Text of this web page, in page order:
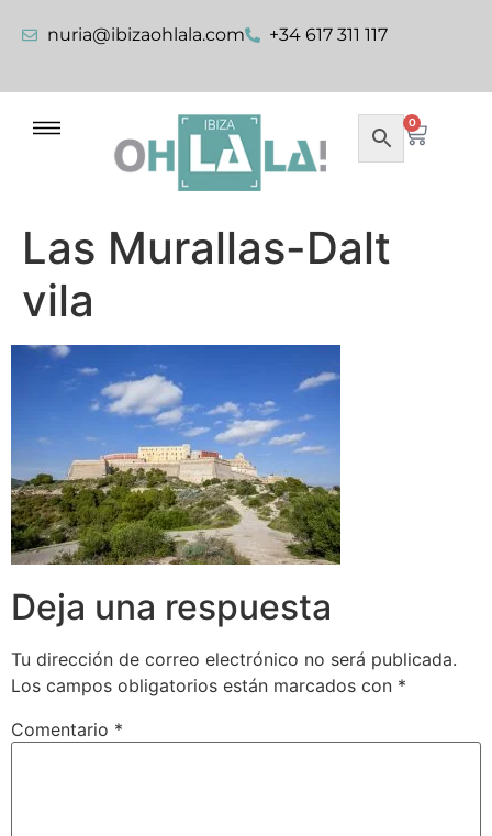
nuria@ibizaohlala.com +34 617 311 117
0
Las Murallas-Dalt
vila
Deja una respuesta
Tu dirección de correo electrónico no será publicada.
Los campos obligatorios están marcados con *
Comentario *